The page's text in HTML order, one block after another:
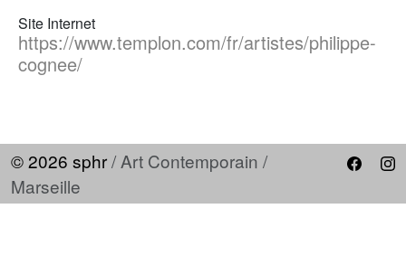
Site Internet
https://www.templon.com/fr/artistes/philippe-
cognee/
© 2026 sphr/ Art Contemporain /
Marseille